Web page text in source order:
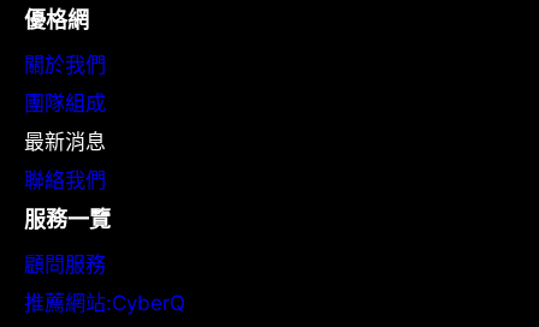
優格網
關於我們
團隊組成
最新消息
聯絡我們
服務一覽
顧問服務
推薦網站:CyberQ